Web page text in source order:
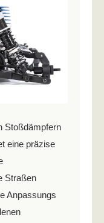
Stoßdämpfern
eine präzise
Straßen
Anpassungs